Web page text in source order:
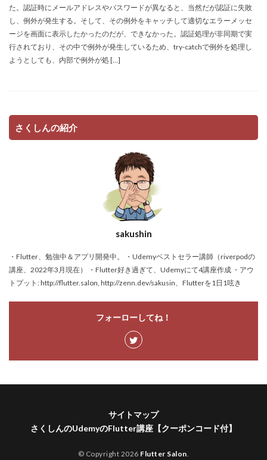
た。認証時にメールアドレスやパスワードが異なると、当然だが認証に失敗
し、例外が発生する。そして、その例外をキャッチして適切なエラーメッセ
ージを画面に表示したかったのだが、できなかった。認証処理が非同期で実
行されており、その中で例外が発生しているため、try-catchで例外を処理し
ようとしても、内部で例外が処 […]
さくしんの紹介
sakushin
・Flutter、勉強中＆アプリ開発中。 ・Udemyベストセラー講師（riverpodの
講座、2022年3月現在） ・Flutter好き過ぎて、Udemyにて4講座作成 ・アウ
トプット: http://flutter.salon, http://zenn.dev/sakusin、Flutterを1日1呟き
フォーローしてね！
サイトマップ
さくしんのUdemyのFlutter講座【クーポンコード付】
© Copyright 2026 Flutter Salon.